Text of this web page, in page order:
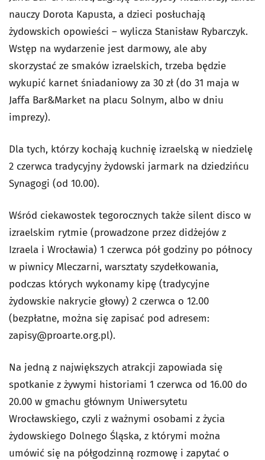
nauczy Dorota Kapusta, a dzieci posłuchają
żydowskich opowieści – wylicza Stanisław Rybarczyk.
Wstęp na wydarzenie jest darmowy, ale aby
skorzystać ze smaków izraelskich, trzeba będzie
wykupić karnet śniadaniowy za 30 zł (do 31 maja w
Jaffa Bar&Market na placu Solnym, albo w dniu
imprezy).
Dla tych, którzy kochają kuchnię izraelską w niedzielę
2 czerwca tradycyjny żydowski jarmark na dziedzińcu
Synagogi (od 10.00).
Wśród ciekawostek tegorocznych także silent disco w
izraelskim rytmie (prowadzone przez didżejów z
Izraela i Wrocławia) 1 czerwca pół godziny po północy
w piwnicy Mleczarni, warsztaty szydełkowania,
podczas których wykonamy kipę (tradycyjne
żydowskie nakrycie głowy) 2 czerwca o 12.00
(bezpłatne, można się zapisać pod adresem:
zapisy@proarte.org.pl).
Na jedną z największych atrakcji zapowiada się
spotkanie z żywymi historiami 1 czerwca od 16.00 do
20.00 w gmachu głównym Uniwersytetu
Wrocławskiego, czyli z ważnymi osobami z życia
żydowskiego Dolnego Śląska, z którymi można
umówić się na półgodzinną rozmowę i zapytać o